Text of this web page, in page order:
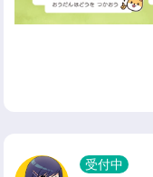
受付中